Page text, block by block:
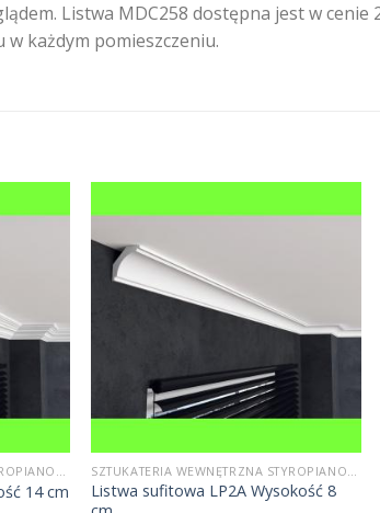
Listwa MDC258 dostępna jest w cenie
każdym pomieszczeniu.
SZTUKATERIA WEWNĘTRZNA STYROPIANOWA
14 cm
SZTUKATERIA WEWNĘTRZNA STYROPIANOWA
Listwa sufitowa LP2A Wysokość 8